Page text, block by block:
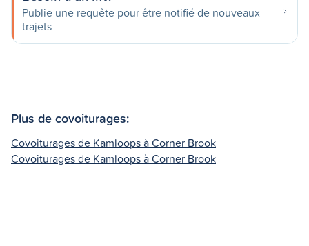
Publie une requête pour être notifié de nouveaux
trajets
Plus de covoiturages:
Covoiturages de Kamloops à Corner Brook
Covoiturages de Kamloops à Corner Brook